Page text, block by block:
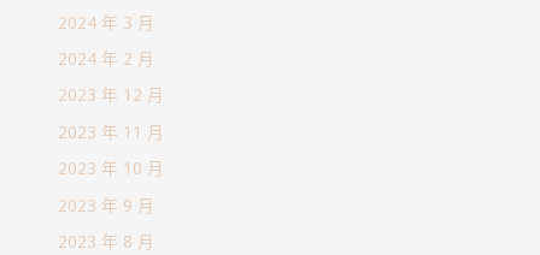
2024 年 3 月
2024 年 2 月
2023 年 12 月
2023 年 11 月
2023 年 10 月
2023 年 9 月
2023 年 8 月